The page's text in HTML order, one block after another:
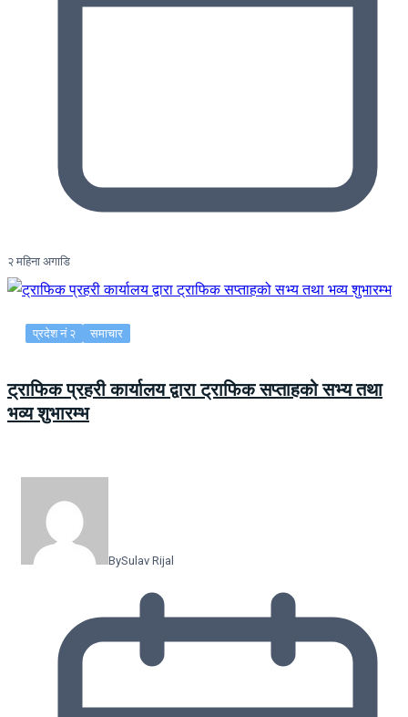
२ महिना अगाडि
प्रदेश नं २ समाचार
ट्राफिक प्रहरी कार्यालय द्वारा ट्राफिक सप्ताहको सभ्य तथा
भव्य शुभारम्भ
BySulav Rijal